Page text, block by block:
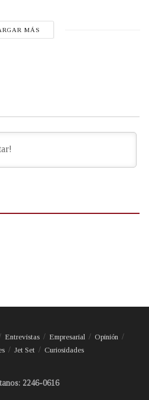
MÁS
Entrevistas Empresarial
Opinión
Jet Set Curiosidades
2246-0616